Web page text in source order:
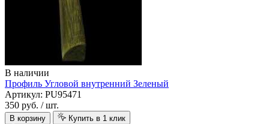
В наличии
Профиль Угловой внутренний Зеленый
Артикул: PU95471
350 руб. / шт.
В корзину Купить в 1 клик